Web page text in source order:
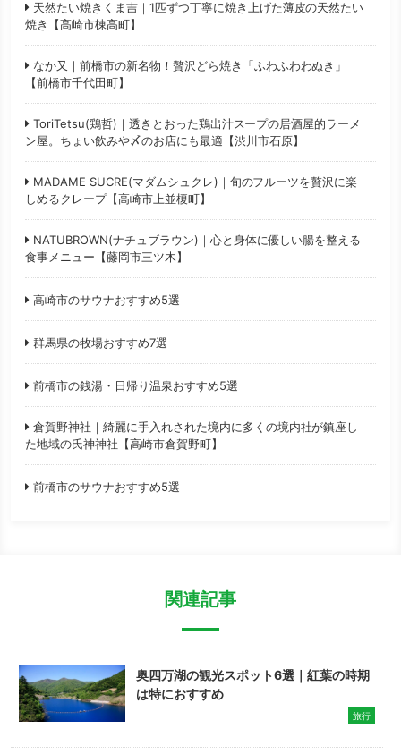
天然たい焼きくま吉｜1匹ずつ丁寧に焼き上げた薄皮の天然たい
焼き【高崎市棟高町】
なか又｜前橋市の新名物！贅沢どら焼き「ふわふわわぬき」
【前橋市千代田町】
ToriTetsu(鶏哲)｜透きとおった鶏出汁スープの居酒屋的ラーメ
ン屋。ちょい飲みや〆のお店にも最適【渋川市石原】
MADAME SUCRE(マダムシュクレ)｜旬のフルーツを贅沢に楽
しめるクレープ【高崎市上並榎町】
NATUBROWN(ナチュブラウン)｜心と身体に優しい腸を整える
食事メニュー【藤岡市三ツ木】
高崎市のサウナおすすめ5選
群馬県の牧場おすすめ7選
前橋市の銭湯・日帰り温泉おすすめ5選
倉賀野神社｜綺麗に手入れされた境内に多くの境内社が鎮座し
た地域の氏神神社【高崎市倉賀野町】
前橋市のサウナおすすめ5選
関連記事
奥四万湖の観光スポット6選｜紅葉の時期
は特におすすめ
旅行